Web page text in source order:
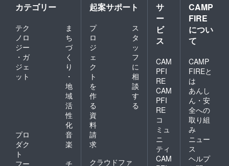
カテゴリー
テク
ノロ
ジー
・ガ
ジェ
ット
ま
ち
づ
く
り
・
地
域
活
性
化
プロ
ダク
ト
音
楽
フー
チ
起案サポート
プ
ロ
ジ
ェ
ク
ト
を
作
る
ス
タ
ッ
フ
に
相
談
す
る
資
料
請
求
クラウドファ
サ
ー
ビ
ス
CAM
PFI
RE
CAM
PFI
RE
コ
ミュ
ニ
ティ
CAM
CAMP
FIRE
につい
て
CAMP
FIREと
は
あんし
ん・安
全への
取り組
み
ニュー
ス
ヘルプ